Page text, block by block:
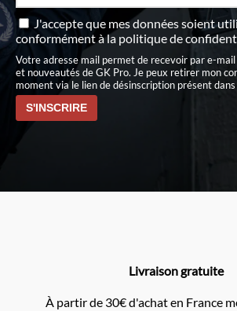
J'accepte que mes données soient
conformément àla politique de
Votre adresse mail permet de recevoir par e-
et nouveautés de GK Pro. Je peux retirer mon
moment via le lien de désinscription présent
Livraison gratuite
À partir de 30€ d'achat en France